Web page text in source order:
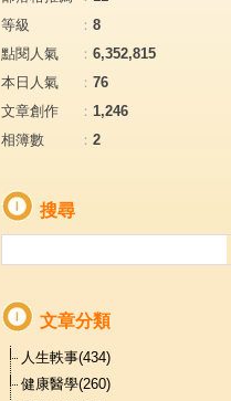
等級
： 8
點閱人氣
： 6,352,815
本日人氣
： 76
文章創作
： 1,246
相簿數
： 2
搜尋
文章分類
人生軼事(434)
健康醫學(260)